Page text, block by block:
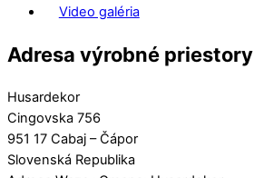
Video galéria
Adresa výrobné priestory
Husardekor
Cingovska 756
951 17 Cabaj – Čápor
Slovenská Republika